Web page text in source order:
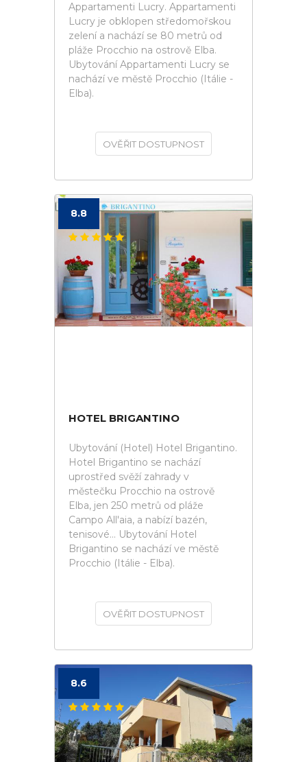
Appartamenti Lucry. Appartamenti
Lucry je obklopen středomořskou
zelení a nachází se 80 metrů od
pláže Procchio na ostrově Elba.
Ubytování Appartamenti Lucry se
nachází ve městě Procchio (Itálie -
Elba).
OVĚŘIT DOSTUPNOST
8.8
HOTEL BRIGANTINO
Ubytování (Hotel) Hotel Brigantino.
Hotel Brigantino se nachází
uprostřed svěží zahrady v
městečku Procchio na ostrově
Elba, jen 250 metrů od pláže
Campo All'aia, a nabízí bazén,
tenisové... Ubytování Hotel
Brigantino se nachází ve městě
Procchio (Itálie - Elba).
OVĚŘIT DOSTUPNOST
8.6